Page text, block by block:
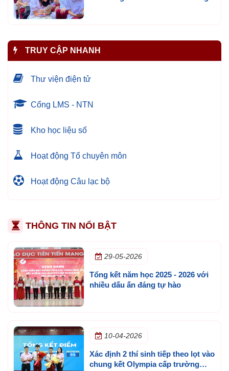
TRUY CẬP NHANH
Thư viện điện tử
Cổng LMS - NTN
Kho học liệu số
Hoạt động Tổ chuyên môn
Hoạt động Câu lạc bộ
THÔNG TIN NỔI BẬT
29-05-2026
Tổng kết năm học 2025 - 2026 với
nhiều dấu ấn đáng tự hào
10-04-2026
Xác định 2 thí sinh tiếp theo lọt vào
chung kết Olympia cấp trường